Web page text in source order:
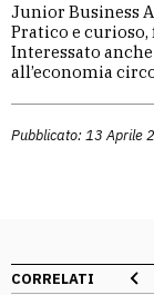
Junior Business
Pratico e curioso,
Interessato
all’economia
Pubblicato: 13 Aprile
CORRELATI